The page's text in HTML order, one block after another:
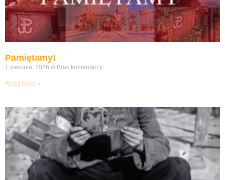
Pamiętamy!
1 sierpnia, 2026 Brak komentarzy
Read More »